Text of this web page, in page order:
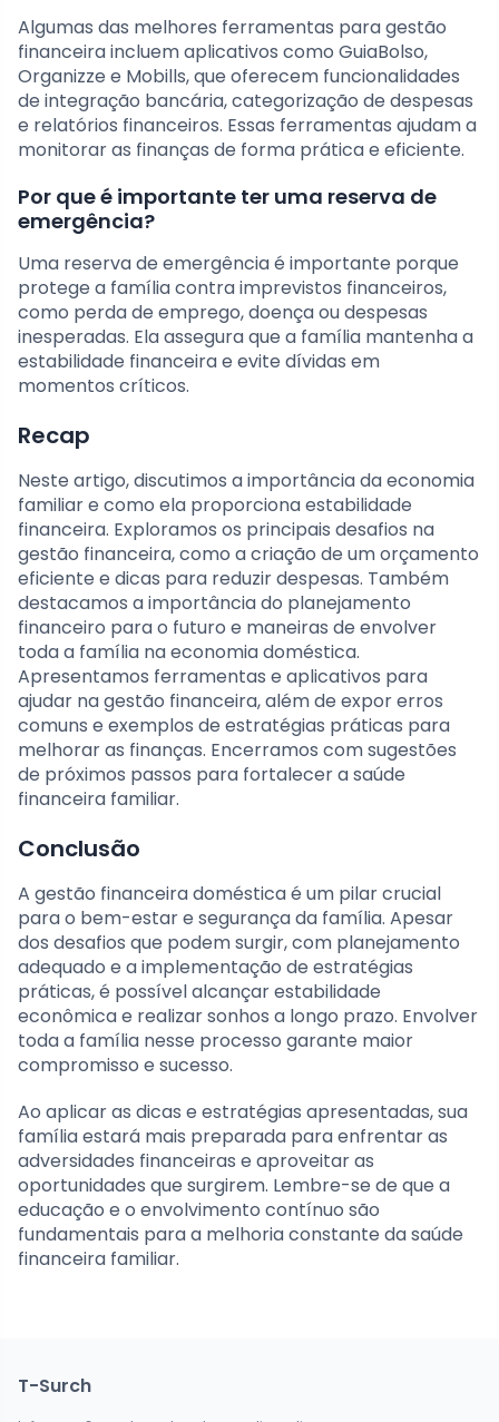
Algumas das melhores ferramentas para gestão
financeira incluem aplicativos como GuiaBolso,
Organizze e Mobills, que oferecem funcionalidades
de integração bancária, categorização de despesas
e relatórios financeiros. Essas ferramentas ajudam a
monitorar as finanças de forma prática e eficiente.
Por que é importante ter uma reserva de
emergência?
Uma reserva de emergência é importante porque
protege a família contra imprevistos financeiros,
como perda de emprego, doença ou despesas
inesperadas. Ela assegura que a família mantenha a
estabilidade financeira e evite dívidas em
momentos críticos.
Recap
Neste artigo, discutimos a importância da economia
familiar e como ela proporciona estabilidade
financeira. Exploramos os principais desafios na
gestão financeira, como a criação de um orçamento
eficiente e dicas para reduzir despesas. Também
destacamos a importância do planejamento
financeiro para o futuro e maneiras de envolver
toda a família na economia doméstica.
Apresentamos ferramentas e aplicativos para
ajudar na gestão financeira, além de expor erros
comuns e exemplos de estratégias práticas para
melhorar as finanças. Encerramos com sugestões
de próximos passos para fortalecer a saúde
financeira familiar.
Conclusão
A gestão financeira doméstica é um pilar crucial
para o bem-estar e segurança da família. Apesar
dos desafios que podem surgir, com planejamento
adequado e a implementação de estratégias
práticas, é possível alcançar estabilidade
econômica e realizar sonhos a longo prazo. Envolver
toda a família nesse processo garante maior
compromisso e sucesso.
Ao aplicar as dicas e estratégias apresentadas, sua
família estará mais preparada para enfrentar as
adversidades financeiras e aproveitar as
oportunidades que surgirem. Lembre-se de que a
educação e o envolvimento contínuo são
fundamentais para a melhoria constante da saúde
financeira familiar.
T-Surch